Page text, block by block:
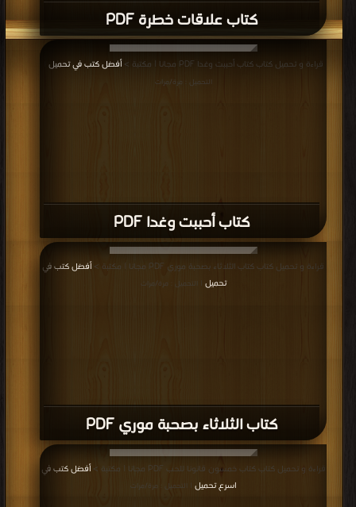
كتاب علاقات خطرة PDF
كتاب أحببت وغدا PDF
قراءة و تحميل كتاب كتاب أحببت وغدا PDF مجانا | مكتبة > أفضل كتب في تحميل
التحميل : مرة/مرات
كتاب الثلاثاء بصحبة موري PDF
قراءة و تحميل كتاب كتاب الثلاثاء بصحبة موري PDF مجانا | مكتبة >
أفضل كتب في
تحميل
| التحميل : مرة/مرات
قراءة و تحميل كتاب كتاب خمسون قانونا للحب PDF مجانا | مكتبة >
أفضل كتب في
اسرع تحميل
| التحميل : مرة/مرات